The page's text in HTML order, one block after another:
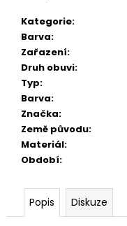
Kategorie:
Barva:
Zařazení:
Druh obuvi:
Typ:
Barva:
Značka:
Země původu:
Materiál:
Období:
Popis Diskuze